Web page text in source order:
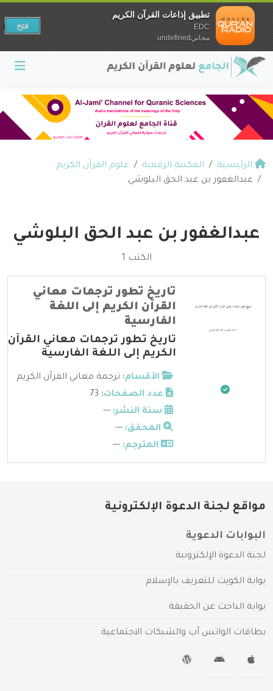
الرئيسية المكتبة الرقمية
علوم القرآن الكريم
عبدالغفور بن عبد الحق البلوشي
عبدالغفور بن عبد الحق البلوشي
الكتب 1
تاريخ تطور ترجمات معاني
القرآن الكريم إلى اللغة
الفارسية
تاريخ تطور ترجمات معاني القرآن
الكريم إلى اللغة الفارسية
الأقسام: ترجمة معاني القرآن الكريم
عدد الصفحات:
سنة النشر: ---
المحقق: ---
المترجم: ---
مواقع لجنة الدعوة الإلكترونية
البوابات الدعوية
لجنة الدعوة الإلكترونية
بوابة الكويت للتعريف بالإسلام
بوابة الباحث عن الحقيقة
بطاقات الواتس آب والشبكات الاجتماعية
تطبيق إذاعات القرآن الكريم
EDC
مجانيundefined
فتح